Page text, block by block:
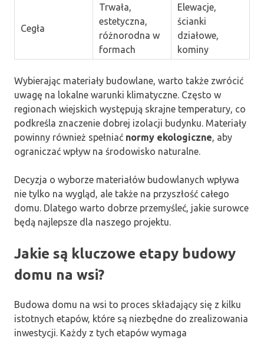
Cegła
Trwała,
estetyczna,
różnorodna w
formach
Elewacje,
ścianki
działowe,
kominy
Wybierając materiały budowlane, warto także zwrócić
uwagę na lokalne warunki klimatyczne. Często w
regionach wiejskich występują skrajne temperatury, co
podkreśla znaczenie dobrej izolacji budynku. Materiały
powinny również spełniać normy ekologiczne, aby
ograniczać wpływ na środowisko naturalne.
Decyzja o wyborze materiałów budowlanych wpływa
nie tylko na wygląd, ale także na przyszłość całego
domu. Dlatego warto dobrze przemyśleć, jakie surowce
będą najlepsze dla naszego projektu.
Jakie są kluczowe etapy budowy
domu na wsi?
Budowa domu na wsi to proces składający się z kilku
istotnych etapów, które są niezbędne do zrealizowania
inwestycji. Każdy z tych etapów wymaga